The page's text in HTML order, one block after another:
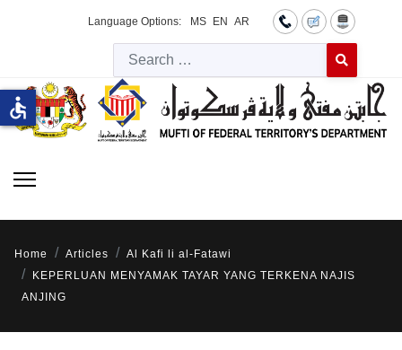
Language Options: MS EN AR
Type 2 or
Home Articles
Al Kafi li al-Fatawi
KEPERLUAN MENYAMAK TAYAR YANG TERKENA NAJIS
ANJING
accessible